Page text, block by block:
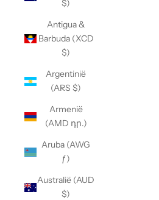
$)
Antigua &
Barbuda (XCD
$)
Argentinië
(ARS $)
Armenië
(AMD դր.)
Aruba (AWG
ƒ)
Australië (AUD
$)